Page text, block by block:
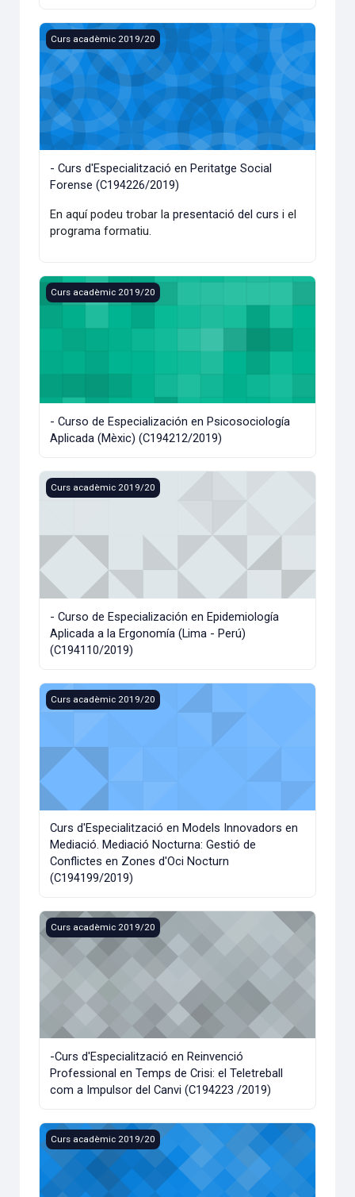
- Curs d'Especialització en Peritatge Social Forense
Curs acadèmic 2019/20
- Curs d'Especialització en Peritatge Social
Forense (C194226/2019)
En aquí podeu trobar lapresentació del curs i el
programa formatiu.
- Curso de Especialización en Psicosociología Aplicada
Curs acadèmic 2019/20
- Curso de Especialización en Psicosociología
Aplicada (Mèxic) (C194212/2019)
- Curso de Especialización en Epidemiología Aplicada a la
Curs acadèmic 2019/20
- Curso de Especialización en Epidemiología
Aplicada a la Ergonomía (Lima - Perú)
(C194110/2019)
Curs d'Especialització en Models Innovadors en
Curs acadèmic 2019/20
Curs d'Especialització en Models Innovadors en
Mediació. Mediació Nocturna: Gestió de
Conflictes en Zones d'Oci Nocturn
(C194199/2019)
-Curs d'Especialització en Reinvenció Professional en
Curs acadèmic 2019/20
-Curs d'Especialització en Reinvenció
Professional en Temps de Crisi: el Teletreball
com a Impulsor del Canvi (C194223 /2019)
-Curs d'Especialització en Els Nens Prematurs. La
Curs acadèmic 2019/20